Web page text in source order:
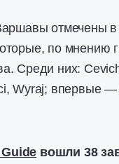
отмечены в
по мнению
Среди них:
Wyraj; впервые
вошли 38